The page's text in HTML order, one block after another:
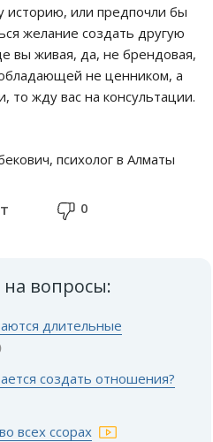
историю, или предпочли бы
желание создать другую
вы живая, да, не брендовая,
не ценником, а
жду вас на консультации.
психолог в Алматы
0
вопросы:
длительные
создать отношения?
всех ссорах